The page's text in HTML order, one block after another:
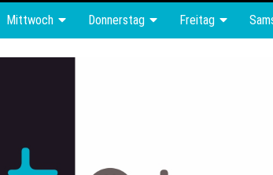
Mittwoch Donnerstag Freitag